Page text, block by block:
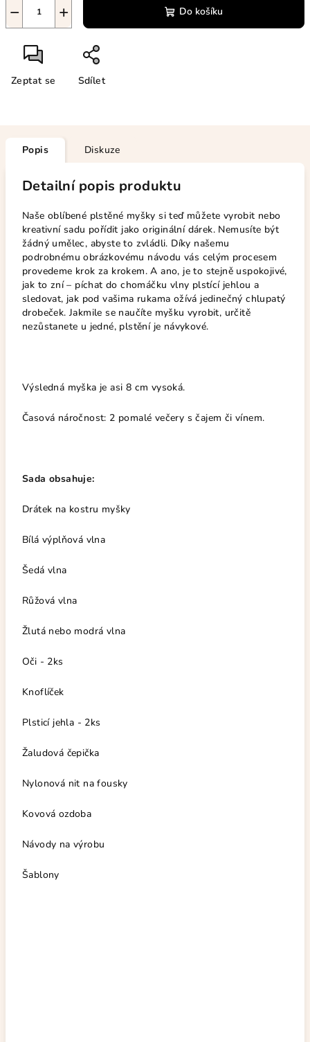
+
− Do košíku
Zeptat se Sdílet
Popis Diskuze
Detailní popis produktu
Naše oblíbené plstěné myšky si teď můžete vyrobit nebo
kreativní sadu pořídit jako originální dárek. Nemusíte být
žádný umělec, abyste to zvládli. Díky našemu
podrobnému obrázkovému návodu vás celým procesem
provedeme krok za krokem. A ano, je to stejně uspokojivé,
jak to zní – píchat do chomáčku vlny plstící jehlou a
sledovat, jak pod vašima rukama ožívá jedinečný chlupatý
drobeček. Jakmile se naučíte myšku vyrobit, určitě
nezůstanete u jedné, plstění je návykové.
Výsledná myška je asi 8 cm vysoká.
Časová náročnost: 2 pomalé večery s čajem či vínem.
Sada obsahuje:
Drátek na kostru myšky
Bílá výplňová vlna
Šedá vlna
Růžová vlna
Žlutá nebo modrá vlna
Oči - 2ks
Knoflíček
Plsticí jehla - 2ks
Žaludová čepička
Nylonová nit na fousky
Kovová ozdoba
Návody na výrobu
Šablony